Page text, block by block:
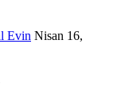
Evin Nisan 16,